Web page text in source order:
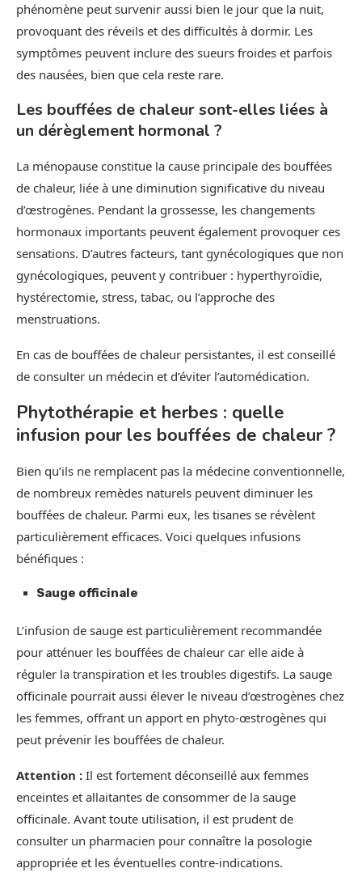
phénomène peut survenir aussi bien le jour que la nuit,
provoquant des réveils et des difficultés à dormir. Les
symptômes peuvent inclure des sueurs froides et parfois
des nausées, bien que cela reste rare.
Les bouffées de chaleur sont-elles liées à
un dérèglement hormonal ?
La ménopause constitue la cause principale des bouffées
de chaleur, liée à une diminution significative du niveau
d’œstrogènes. Pendant la grossesse, les changements
hormonaux importants peuvent également provoquer ces
sensations. D’autres facteurs, tant gynécologiques que non
gynécologiques, peuvent y contribuer : hyperthyroïdie,
hystérectomie, stress, tabac, ou l’approche des
menstruations.
En cas de bouffées de chaleur persistantes, il est conseillé
de consulter un médecin et d’éviter l’automédication.
Phytothérapie et herbes : quelle
infusion pour les bouffées de chaleur ?
Bien qu’ils ne remplacent pas la médecine conventionnelle,
de nombreux remèdes naturels peuvent diminuer les
bouffées de chaleur. Parmi eux, les tisanes se révèlent
particulièrement efficaces. Voici quelques infusions
bénéfiques :
Sauge officinale
L’infusion de sauge est particulièrement recommandée
pour atténuer les bouffées de chaleur car elle aide à
réguler la transpiration et les troubles digestifs. La sauge
officinale pourrait aussi élever le niveau d’œstrogènes chez
les femmes, offrant un apport en phyto-œstrogènes qui
peut prévenir les bouffées de chaleur.
Attention : Il est fortement déconseillé aux femmes
enceintes et allaitantes de consommer de la sauge
officinale. Avant toute utilisation, il est prudent de
consulter un pharmacien pour connaître la posologie
appropriée et les éventuelles contre-indications.